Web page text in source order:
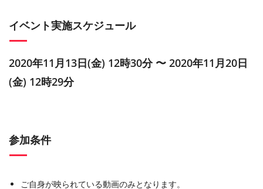
イベント実施スケジュール
2020年11月13日(金) 12時30分 〜 2020年11月20日
(金) 12時29分
参加条件
ご自身が映られている動画のみとなります。